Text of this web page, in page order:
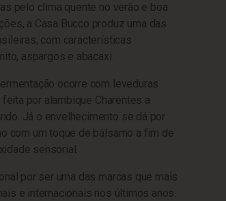
pelo clima quente no verão e boa
a Casa Bucco produz uma das
com características
aspargos e abacaxi.
ocorre com leveduras
por alambique Charentes a
Já o envelhecimento se dá por
com um toque de bálsamo a fim de
sensorial.
por ser uma das marcas que mais
e internacionais nos últimos anos.